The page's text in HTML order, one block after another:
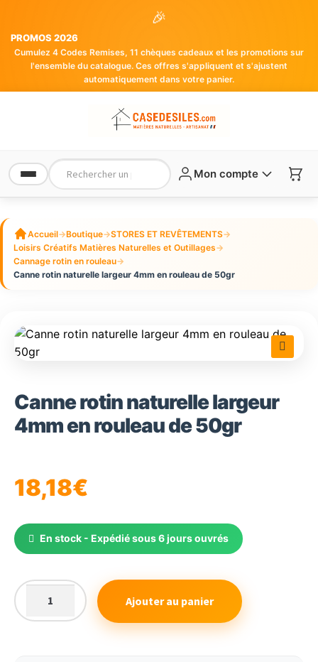
🎉
PROMOS 2026
Cumulez 4 Codes Remises, 11 chèques cadeaux et les promotions sur
l'ensemble du catalogue. Ces offres s'appliquent et s'ajustent
automatiquement dans votre panier.
Mon compte
Accueil→Boutique→STORES ET REVÊTEMENTS→
Loisirs Créatifs Matières Naturelles et Outillages→
Cannage rotin en rouleau→
Canne rotin naturelle largeur 4mm en rouleau de 50gr
Canne rotin naturelle largeur
4mm en rouleau de 50gr
18,18€
En stock - Expédié sous 6 jours ouvrés
quantité
de
Ajouter au panier